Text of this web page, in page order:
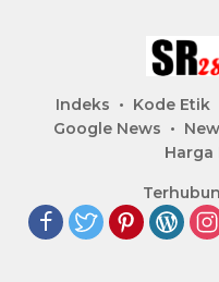
Indeks Kode Etik
Google News
Harga